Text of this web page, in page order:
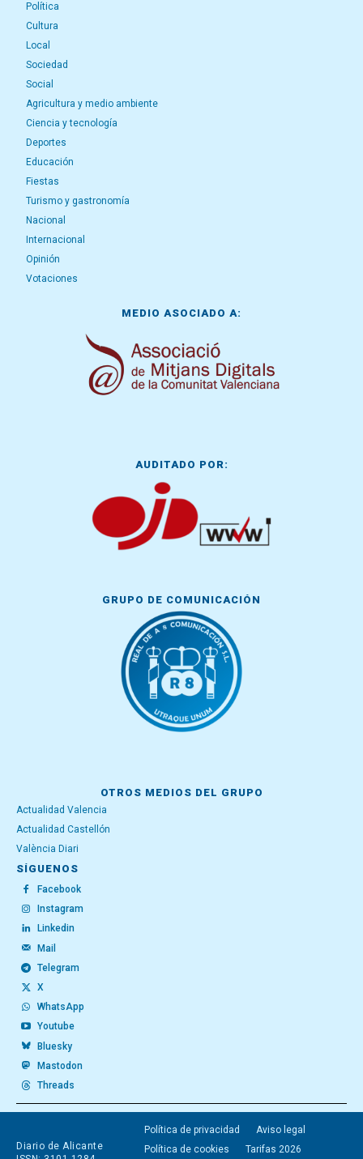
Política
Cultura
Local
Sociedad
Social
Agricultura y medio ambiente
Ciencia y tecnología
Deportes
Educación
Fiestas
Turismo y gastronomía
Nacional
Internacional
Opinión
Votaciones
MEDIO ASOCIADO A:
AUDITADO POR:
GRUPO DE COMUNICACIÓN
OTROS MEDIOS DEL GRUPO
Actualidad Valencia
Actualidad Castellón
València Diari
SÍGUENOS
Facebook
Instagram
Linkedin
Mail
Telegram
X
WhatsApp
Youtube
Bluesky
Mastodon
Threads
Diario de Alicante
Política de privacidad
Aviso legal
Política de cookies
Tarifas 2026